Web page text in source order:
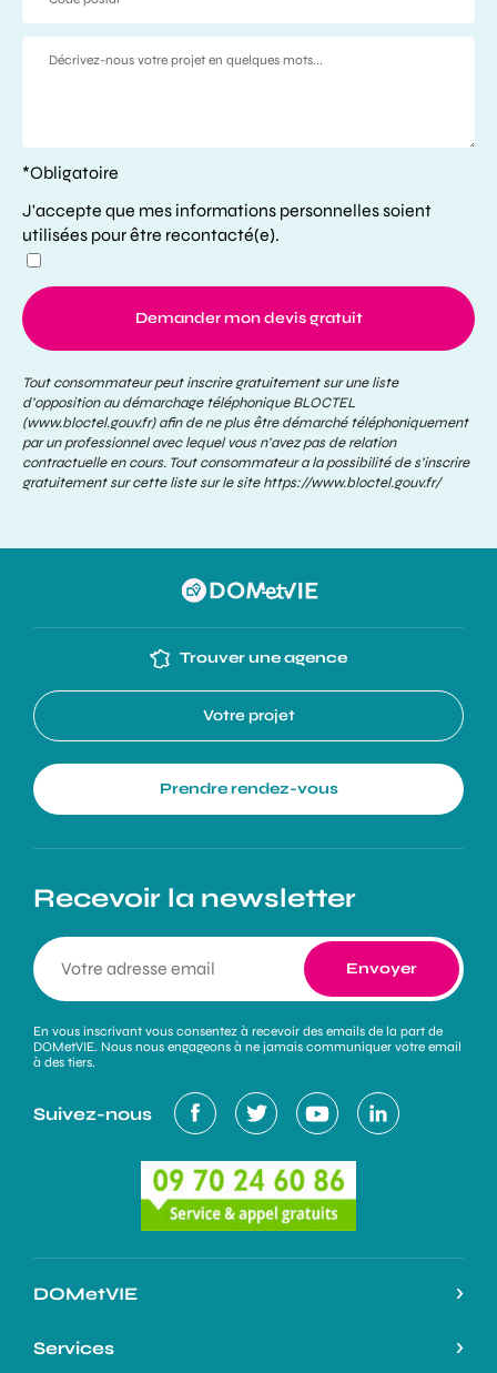
*Obligatoire
J'accepte que mes informations personnelles soient
utilisées pour être recontacté(e).
Demander mon devis gratuit
Tout consommateur peut inscrire gratuitement sur une liste
d’opposition au démarchage téléphonique BLOCTEL
(www.bloctel.gouv.fr) afin de ne plus être démarché téléphoniquement
par un professionnel avec lequel vous n’avez pas de relation
contractuelle en cours. Tout consommateur a la possibilité de s’inscrire
gratuitement sur cette liste sur le sitehttps://www.bloctel.gouv.fr/
Trouver une agence
Votre projet
Prendre rendez-vous
DOMetVIE
Notre histoire
Services
Recevoir la newsletter
En vous inscrivant vous consentez à recevoir des emails de la part de
DOMetVIE. Nous nous engageons à ne jamais communiquer votre email
à des tiers.
Suivez-nous